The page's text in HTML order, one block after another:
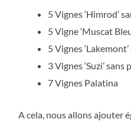
5 Vignes ‘Himrod’
5 Vigne ‘Muscat
5 Vignes
3 Vignes ‘Suzi’ sans
7 Vignes Palatina
A cela, nous allons ajouter